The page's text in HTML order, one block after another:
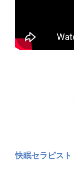
快眠セラピスト